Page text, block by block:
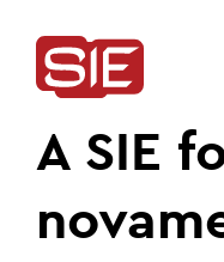
A SIE